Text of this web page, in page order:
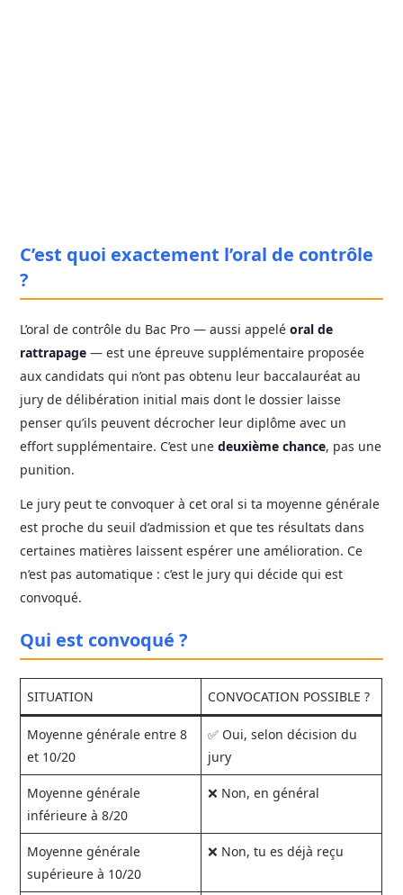
C’est quoi exactement l’oral de contrôle
?
L’oral de contrôle du Bac Pro — aussi appeléoral de
rattrapage — est une épreuve supplémentaire proposée
aux candidats qui n’ont pas obtenu leur baccalauréat au
jury de délibération initial mais dont le dossier laisse
penser qu’ils peuvent décrocher leur diplôme avec un
effort supplémentaire. C’est unedeuxième chance, pas une
punition.
Le jury peut te convoquer à cet oral si ta moyenne générale
est proche du seuil d’admission et que tes résultats dans
certaines matières laissent espérer une amélioration. Ce
n’est pas automatique : c’est le jury qui décide qui est
convoqué.
Qui est convoqué ?
SITUATION CONVOCATION POSSIBLE ?
Moyenne générale entre 8
et 10/20
✅ Oui, selon décision du
jury
Moyenne générale
inférieure à 8/20
❌ Non, en général
Moyenne générale
supérieure à 10/20
❌ Non, tu es déjà reçu